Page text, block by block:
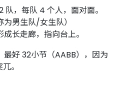
队，每队 4 个人，面对面。
为男生队/女生队）
长走廊，指向台上。
最好 32小节（AABB），因为
。